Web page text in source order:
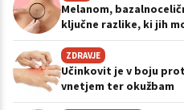
Melanom,
ključne razlike, ki jih
ZDRAVJE
Učinkovit je v boju
vnetjem ter okužbam